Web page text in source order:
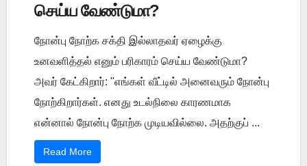
செய்ய வேண்டுமா?
நோன்பு நோற்க சக்தி இல்லாதவர் ஏழைக்கு
உனவளித்தல் எனும் பரிகாரம் செய்ய வேண்டுமா?
அவர் கேட்கிறார்: "எங்கள் வீட்டில் அனைவரும் நோன்பு
நோற்கிறார்கள். எனது உடல்நிலை காரணமாக
என்னால் நோன்பு நோற்க முடியவில்லை. அதற்குப் ...
Read More